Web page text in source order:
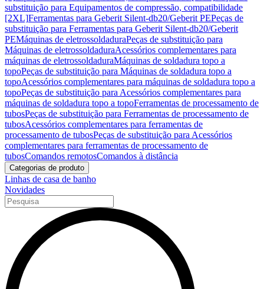
substituição para Equipamentos de compressão, compatibilidade
[2XL]Ferramentas para Geberit Silent-db20/Geberit PEPeças de
substituição para Ferramentas para Geberit Silent-db20/Geberit
PEMáquinas de eletrossoldaduraPeças de substituição para
Máquinas de eletrossoldaduraAcessórios complementares para
máquinas de eletrossoldaduraMáquinas de soldadura topo a
topoPeças de substituição para Máquinas de soldadura topo a
topoAcessórios complementares para máquinas de soldadura topo a
topoPeças de substituição para Acessórios complementares para
máquinas de soldadura topo a topoFerramentas de processamento de
tubosPeças de substituição para Ferramentas de processamento de
tubosAcessórios complementares para ferramentas de
processamento de tubosPeças de substituição para Acessórios
complementares para ferramentas de processamento de
tubosComandos remotosComandos à distância
Categorias de produto
Linhas de casa de banho
Novidades